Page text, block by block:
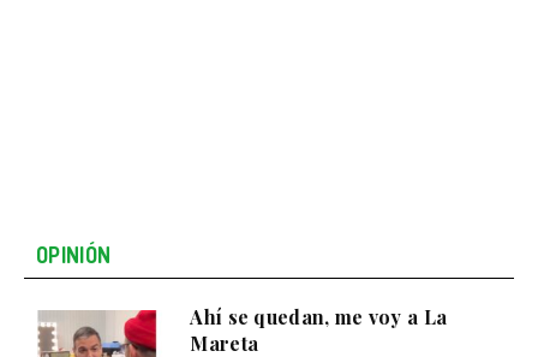
OPINIÓN
Ahí se quedan, me voy a La
Mareta